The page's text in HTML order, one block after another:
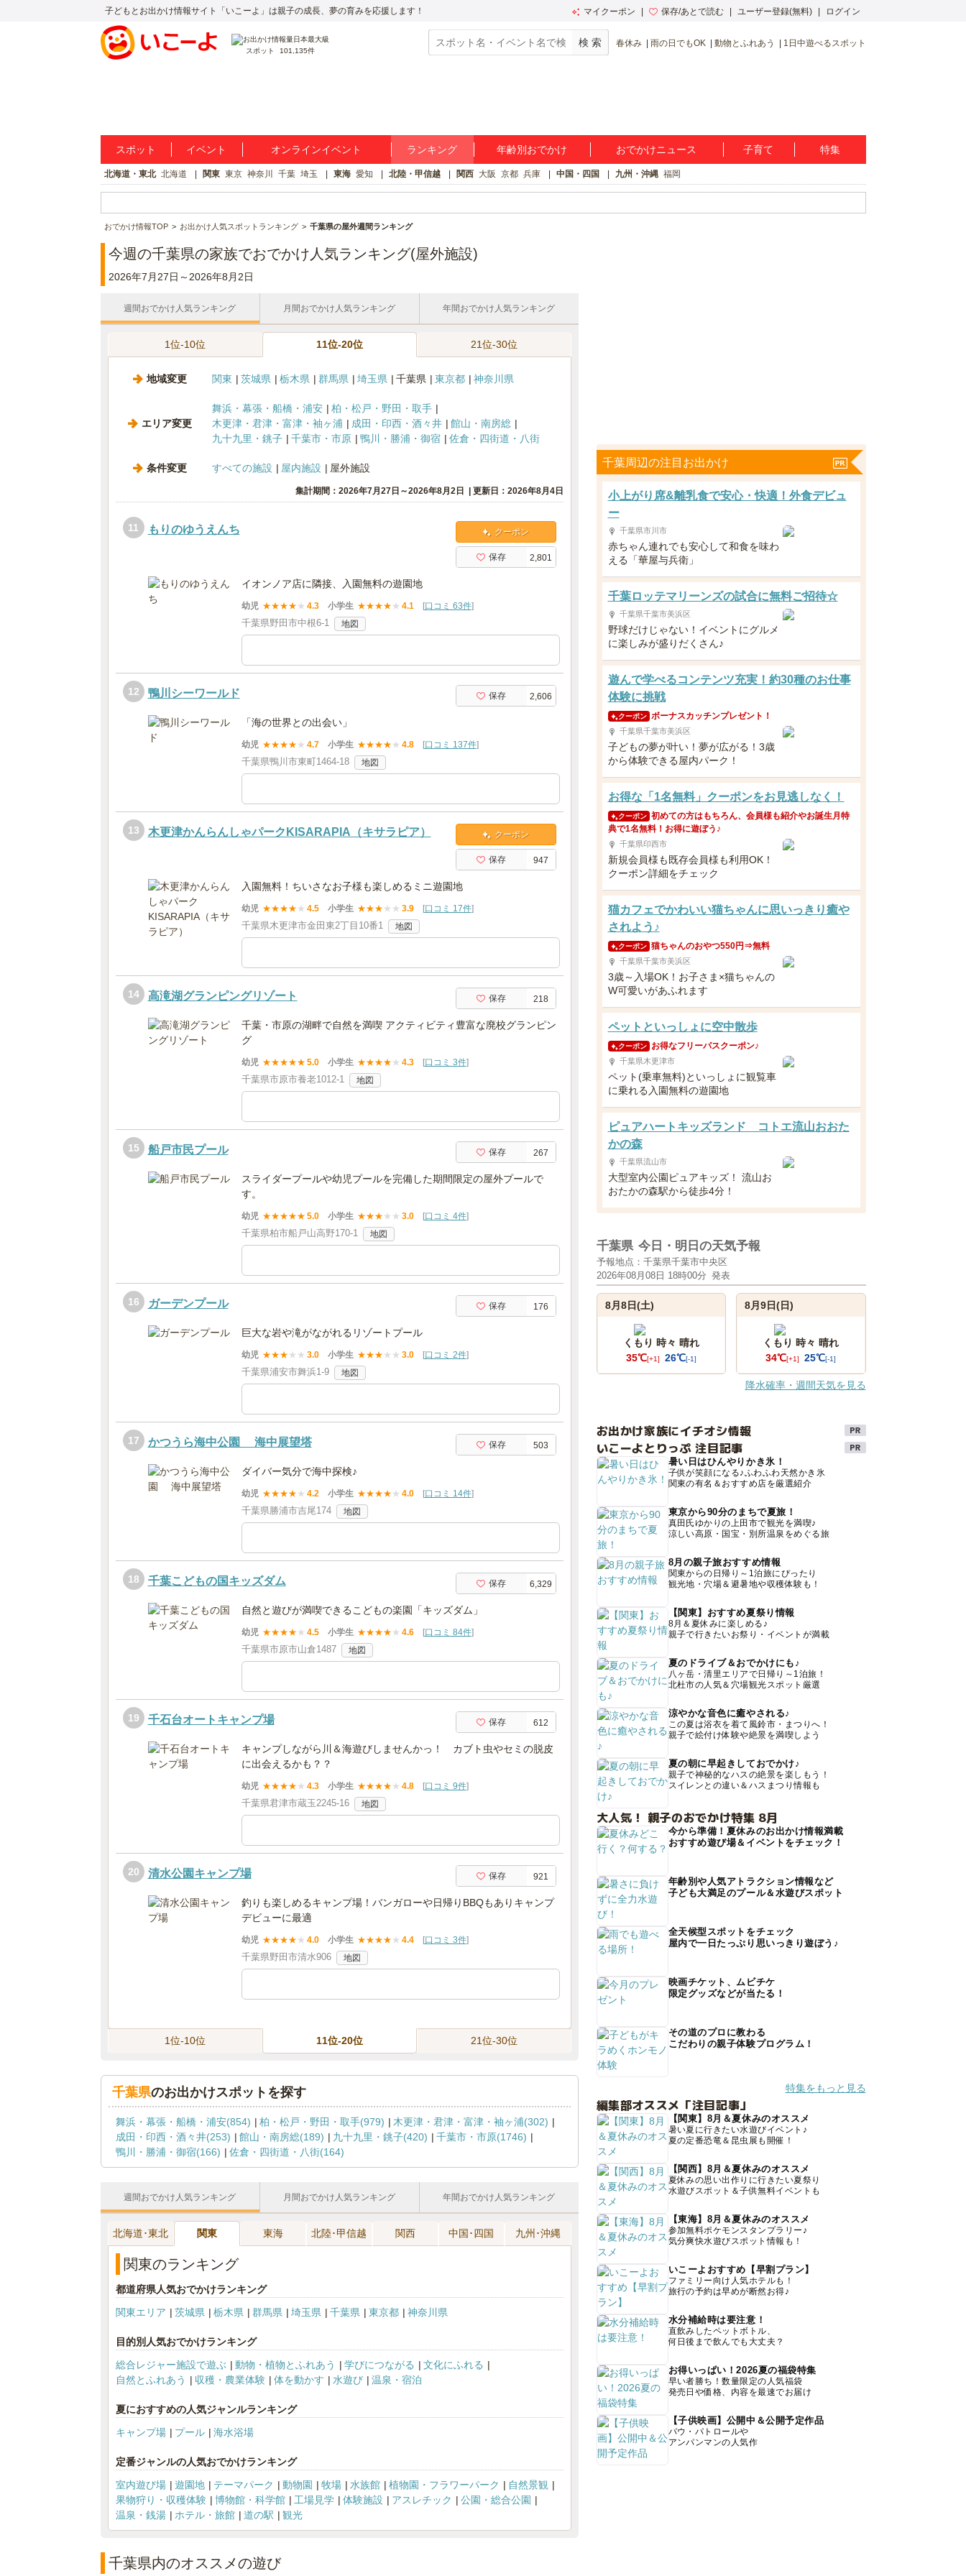
子どもとお出かけ情報サイト「いこーよ」は親子の成長、夢の育みを応援します！ マイクーポン 保存/あとで読む ユーザー登録(無料) ログイン
スポット 101,135件
春休み 雨の日でもOK 動物とふれあう 1日中遊べるスポット
スポット イベント オンラインイベント ランキング 年齢別おでかけ おでかけニュース 子育て 特集
北海道・東北 北海道 関東 東京 神奈川 千葉 埼玉 東海 愛知 北陸・甲信越 関西 大阪 京都 兵庫 中国・四国 九州・沖縄 福岡
おでかけ情報TOP お出かけ人気スポットランキング 千葉県の屋外週間ランキング
今週の千葉県の家族でおでかけ人気ランキング(屋外施設)
2026年7月27日～2026年8月2日
週間おでかけ人気ランキング 月間おでかけ人気ランキング 年間おでかけ人気ランキング
1位-10位 11位-20位 21位-30位
地域変更 関東 茨城県 栃木県 群馬県 埼玉県 千葉県 東京都 神奈川県
エリア変更
舞浜・幕張・船橋・浦安
柏・松戸・野田・取手
木更津・君津・富津・袖ヶ浦
成田・印西・酒々井
館山・南房総
九十九里・銚子
千葉市・市原 鴨川・勝浦・御宿 佐倉・四街道・八街
条件変更 すべての施設 屋内施設 屋外施設
集計期間：2026年7月27日～2026年8月2日 更新日：2026年8月4日
11 もりのゆうえんち クーポン
保存 2,801
イオンノア店に隣接、入園無料の遊園地
幼児 ★★★★ ★ 4.3 小学生 ★★★★ ★ 4.1 [口コミ 63件]
千葉県野田市中根6-1 地図
12 鴨川シーワールド 保存 2,606
「海の世界との出会い」
幼児 ★★★★ ★ 4.7 小学生 ★★★★ ★ 4.8 [口コミ 137件]
千葉県鴨川市東町1464-18 地図
13 木更津かんらんしゃパークKISARAPIA（キサラピア） クーポン
保存 947
入園無料！ちいさなお子様も楽しめるミニ遊園地
幼児 ★★★★ ★ 4.5 小学生 ★★★ ★ ★ 3.9 [口コミ 17件]
千葉県木更津市金田東2丁目10番1 地図
14 高滝湖グランピングリゾート 保存 218
千葉・市原の湖畔で自然を満喫 アクティビティ豊富な廃校グランピン
グ
幼児 ★★★★★ 5.0 小学生 ★★★★ ★ 4.3 [口コミ 3件]
千葉県市原市養老1012-1 地図
15 船戸市民プール 保存 267
スライダープールや幼児プールを完備した期間限定の屋外プールで
す。
幼児 ★★★★★ 5.0 小学生 ★★★ ★ ★ 3.0 [口コミ 4件]
千葉県柏市船戸山高野170-1 地図
16 ガーデンプール 保存 176
巨大な岩や滝がながれるリゾートプール
幼児 ★★★ ★ ★ 3.0 小学生 ★★★ ★ ★ 3.0 [口コミ 2件]
千葉県浦安市舞浜1-9 地図
17 かつうら海中公園 海中展望塔 保存 503
ダイバー気分で海中探検♪
幼児 ★★★★ ★ 4.2 小学生 ★★★★ ★ 4.0 [口コミ 14件]
千葉県勝浦市吉尾174 地図
18 千葉こどもの国キッズダム 保存 6,329
自然と遊びが満喫できるこどもの楽園「キッズダム」
幼児 ★★★★ ★ 4.5 小学生 ★★★★ ★ 4.6 [口コミ 84件]
千葉県市原市山倉1487 地図
19 千石台オートキャンプ場 保存 612
キャンプしながら川＆海遊びしませんかっ！ カブト虫やセミの脱皮
に出会えるかも？？
幼児 ★★★★ ★ 4.3 小学生 ★★★★ ★ 4.8 [口コミ 9件]
千葉県君津市蔵玉2245-16 地図
20 清水公園キャンプ場 保存 921
釣りも楽しめるキャンプ場！バンガローや日帰りBBQもありキャンプ
デビューに最適
幼児 ★★★★ ★ 4.0 小学生 ★★★★ ★ 4.4 [口コミ 3件]
千葉県野田市清水906 地図
1位-10位 11位-20位 21位-30位
千葉県のお出かけスポットを探す
舞浜・幕張・船橋・浦安(854) 柏・松戸・野田・取手(979)
木更津・君津・富津・袖ヶ浦(302)
成田・印西・酒々井(253)
館山・南房総(189) 九十九里・銚子(420)
千葉市・市原(1746)
鴨川・勝浦・御宿(166)
佐倉・四街道・八街(164)
週間おでかけ人気ランキング 月間おでかけ人気ランキング 年間おでかけ人気ランキング
北海道･東北 関東 東海 北陸･甲信越 関西 中国･四国 九州･沖縄
関東のランキング
都道府県人気おでかけランキング
関東エリア
茨城県 栃木県 群馬県 埼玉県 千葉県 東京都 神奈川県
目的別人気おでかけランキング
総合レジャー施設で遊ぶ
動物・植物とふれあう 学びにつながる
文化にふれる
自然とふれあう
収穫・農業体験 体を動かす 水遊び 温泉・宿泊
夏におすすめの人気ジャンルランキング
キャンプ場
プール 海水浴場
定番ジャンルの人気おでかけランキング
室内遊び場
遊園地 テーマパーク 動物園 牧場 水族館 植物園・フラワーパーク
自然景観
果物狩り・収穫体験
博物館・科学館 工場見学 体験施設 アスレチック
公園・総合公園
温泉・銭湯
ホテル・旅館 道の駅 観光
千葉県内のオススメの遊び
千葉周辺の注目お出かけ
小上がり席&離乳食で安心・快適！外食デビュ
ー
千葉県市川市
赤ちゃん連れでも安心して和食を味わ
える「華屋与兵衛」
千葉ロッテマリーンズの試合に無料ご招待☆
千葉県千葉市美浜区
野球だけじゃない！イベントにグルメ
に楽しみが盛りだくさん♪
遊んで学べるコンテンツ充実！約30種のお仕事
体験に挑戦
クーポン ボーナスカッチンプレゼント！
千葉県千葉市美浜区
子どもの夢が叶い！夢が広がる！3歳
から体験できる屋内パーク！
お得な「1名無料」クーポンをお見逃しなく！
クーポン 初めての方はもちろん、会員様も紹介やお誕生月特
典で1名無料！お得に遊ぼう♪
千葉県印西市
新規会員様も既存会員様も利用OK！
クーポン詳細をチェック
猫カフェでかわいい猫ちゃんに思いっきり癒や
されよう♪
クーポン 猫ちゃんのおやつ550円⇒無料
千葉県千葉市美浜区
3歳～入場OK！お子さま×猫ちゃんの
W可愛いがあふれます
ペットといっしょに空中散歩
クーポン お得なフリーパスクーポン♪
千葉県木更津市
ペット(乗車無料)といっしょに観覧車
に乗れる入園無料の遊園地
ピュアハートキッズランド コトエ流山おおた
かの森
千葉県流山市
大型室内公園ピュアキッズ！ 流山お
おたかの森駅から徒歩4分！
千葉県 今日・明日の天気予報
予報地点：千葉県千葉市中央区
2026年08月08日 18時00分 発表
8月8日(土)
くもり 時々 晴れ
35℃[+1] 26℃[-1]
8月9日(日)
くもり 時々 晴れ
34℃[+1] 25℃[-1]
降水確率・週間天気を見る
お出かけ家族にイチオシ情報
いこーよとりっぷ 注目記事
暑い日はひんやりかき氷！
子供が笑顔になる♪ふわふわ天然かき氷
関東の有名＆おすすめ店を厳選紹介
東京から90分のまちで夏旅！
真田氏ゆかりの上田市で観光を満喫♪
涼しい高原・国宝・別所温泉をめぐる旅
8月の親子旅おすすめ情報
関東からの日帰り～1泊旅にぴったり
観光地・穴場＆避暑地や収穫体験も！
【関東】おすすめ夏祭り情報
8月＆夏休みに楽しめる♪
親子で行きたいお祭り・イベントが満載
夏のドライブ＆おでかけにも♪
八ヶ岳・清里エリアで日帰り～1泊旅！
北杜市の人気＆穴場観光スポット厳選
涼やかな音色に癒やされる♪
この夏は浴衣を着て風鈴市・まつりへ！
親子で絵付け体験や絶景を満喫しよう
夏の朝に早起きしておでかけ♪
親子で神秘的なハスの絶景を楽しもう！
スイレンとの違い＆ハスまつり情報も
大人気！ 親子のおでかけ特集 8月
今から準備！夏休みのお出かけ情報満載
おすすめ遊び場＆イベントをチェック！
年齢別や人気アトラクション情報など
子ども大満足のプール＆水遊びスポット
全天候型スポットをチェック
屋内で一日たっぷり思いっきり遊ぼう♪
映画チケット、ムビチケ
限定グッズなどが当たる！
その道のプロに教わる
こだわりの親子体験プログラム！
特集をもっと見る
編集部オススメ「注目記事」
【関東】8月＆夏休みのオススメ
暑い夏に行きたい水遊びイベント♪
夏の定番恐竜＆昆虫展も開催！
【関西】8月＆夏休みのオススメ
夏休みの思い出作りに行きたい夏祭り
水遊びスポット＆子供無料イベントも
【東海】8月＆夏休みのオススメ
参加無料ポケモンスタンプラリー♪
気分爽快水遊びスポット情報も！
いこーよおすすめ【早割プラン】
ファミリー向け人気ホテルも！
旅行の予約は早めが断然お得♪
水分補給時は要注意！
直飲みしたペットボトル、
何日後まで飲んでも大丈夫？
お得いっぱい！2026夏の福袋特集
早い者勝ち！数量限定の人気福袋
発売日や価格、内容を最速でお届け
【子供映画】公開中＆公開予定作品
パウ・パトロールや
アンパンマンの人気作